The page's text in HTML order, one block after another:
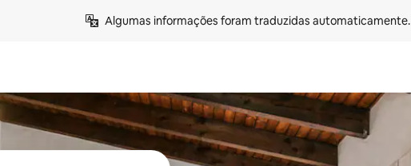
Algumas informações foram traduzidas automaticamente.